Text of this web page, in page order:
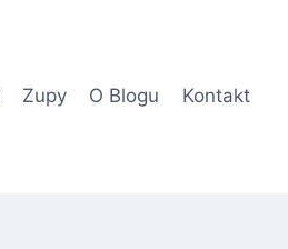
Zupy O Blogu Kontakt